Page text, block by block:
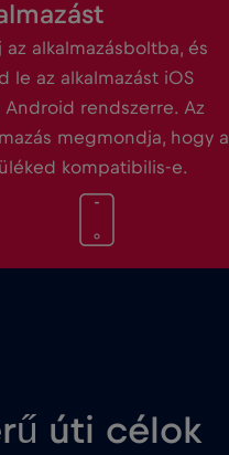
az alkalmazásboltba, és
le az alkalmazást iOS
Android rendszerre. Az
megmondja, hogy a
kompatibilis-e.
úti célok